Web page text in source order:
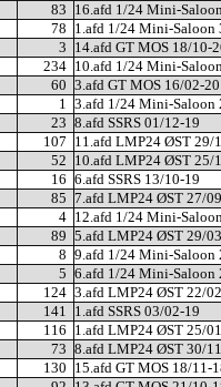
83 16.afd 1/24 Mini-
78 1.afd 1/24 Mini-Saloon
3 14.afd GT MOS 18/10-
234 10.afd 1/24 Mini-
60 3.afd GT MOS 16/02-20
1 3.afd 1/24 Mini-Saloon
23 8.afd SSRS 01/12-19
107 11.afd LMP24 ØST 29/
52 10.afd LMP24 ØST 25/
16 6.afd SSRS 13/10-19
85 7.afd LMP24 ØST 27/
4 12.afd 1/24 Mini-
89 5.afd LMP24 ØST 29/
8 9.afd 1/24 Mini-Saloon
5 6.afd 1/24 Mini-Saloon
124 3.afd LMP24 ØST 22/
141 1.afd SSRS 03/02-19
116 1.afd LMP24 ØST 25/
73 8.afd LMP24 ØST 30/
130 15.afd GT MOS 18/11-